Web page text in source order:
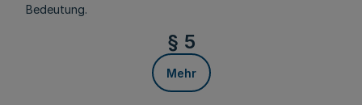
Bedeutung.
§ 5
Mehr